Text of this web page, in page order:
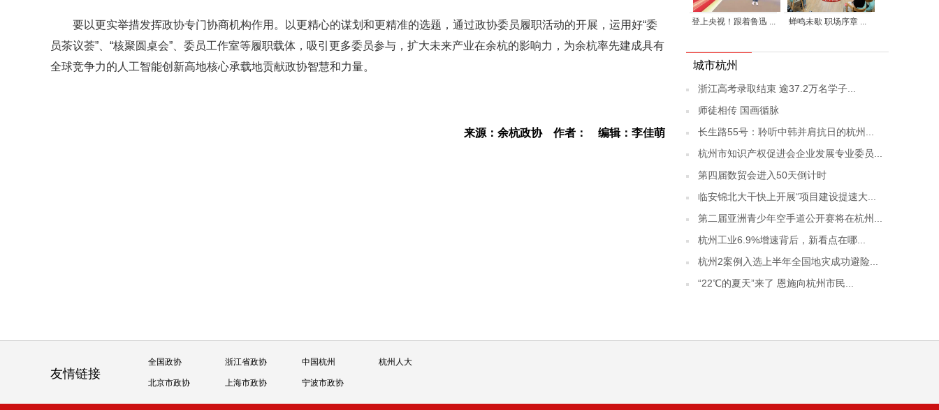
要以更实举措发挥政协专门协商机构作用。以更精心的谋划和更精准的选题，通过政协委员履职活动的开展，运用好“委
员茶议荟”、“核聚圆桌会”、委员工作室等履职载体，吸引更多委员参与，扩大未来产业在余杭的影响力，为余杭率先建成具有
全球竞争力的人工智能创新高地核心承载地贡献政协智慧和力量。
来源：余杭政协 作者： 编辑：李佳萌
登上央视！跟着鲁迅 ... 蝉鸣未歇 职场序章 ...
城市杭州
浙江高考录取结束 逾37.2万名学子...
师徒相传 国画循脉
长生路55号：聆听中韩并肩抗日的杭州...
杭州市知识产权促进会企业发展专业委员...
第四届数贸会进入50天倒计时
临安锦北大干快上开展“项目建设提速大...
第二届亚洲青少年空手道公开赛将在杭州...
杭州工业6.9%增速背后，新看点在哪...
杭州2案例入选上半年全国地灾成功避险...
“22℃的夏天”来了 恩施向杭州市民...
友情链接
全国政协 浙江省政协 中国杭州 杭州人大
北京市政协 上海市政协 宁波市政协